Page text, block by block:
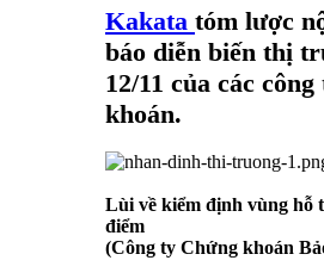
Kakata tóm lược
báo diễn biến thị
12/11 của các
khoán.
Lùi về kiểm định vùng hỗ
điểm
(Công ty Chứng khoán